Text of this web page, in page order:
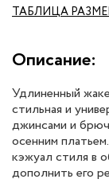
ТАБЛИЦА
Описание:
Удлиненный
стильная и
джинсами и
осенним
кэжуал стиля в
дополнить его